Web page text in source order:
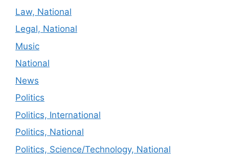
Law, National
Legal, National
Music
National
News
Politics
Politics, International
Politics, National
Politics, Science/Technology, National